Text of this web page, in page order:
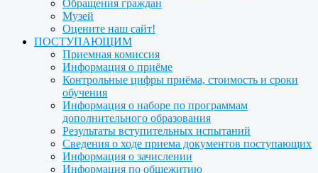
Обращения граждан
Музей
Оцените наш сайт!
ПОСТУПАЮЩИМ
Приемная комиссия
Информация о приёме
Контрольные цифры приёма, стоимость и сроки
обучения
Информация о наборе по программам
дополнительного образования
Результаты вступительных испытаний
Сведения о ходе приема документов поступающих
Информация о зачислении
Информация по общежитию